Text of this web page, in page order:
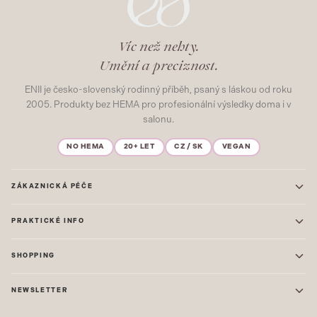
Víc než nehty.
Umění a preciznost.
ENII je česko-slovenský rodinný příběh, psaný s láskou od roku
2005. Produkty bez HEMA pro profesionální výsledky doma i v
salonu.
NO HEMA 20+ LET CZ / SK VEGAN
ZÁKAZNICKÁ PÉČE
Časté dotazy
Mapa stránek
PRAKTICKÉ INFO
Prodejna: Uherské Hradiště
Ochrana osobních údajů
SHOPPING
GEL LAKY
NEWSLETTER